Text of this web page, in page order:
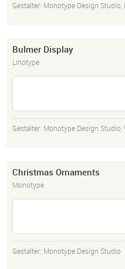
Gestalter: Monotype Design Studio,
Bulmer Display
Linotype
Gestalter: Monotype Design Studio,
Christmas Ornaments
Monotype
Gestalter: Monotype Design Studio